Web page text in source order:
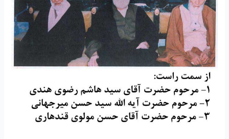
الله
علامه
سید
حسن
میرجهانی
رحمه
الله
علیه